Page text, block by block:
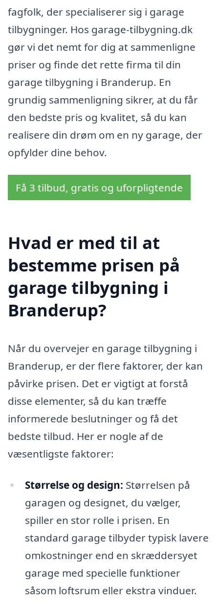
fagfolk, der specialiserer sig i garage
tilbygninger. Hos garage-tilbygning.dk
gør vi det nemt for dig at sammenligne
priser og finde det rette firma til din
garage tilbygning i Branderup. En
grundig sammenligning sikrer, at du får
den bedste pris og kvalitet, så du kan
realisere din drøm om en ny garage, der
opfylder dine behov.
Få 3 tilbud, gratis og uforpligtende
Hvad er med til at
bestemme prisen på
garage tilbygning i
Branderup?
Når du overvejer en garage tilbygning i
Branderup, er der flere faktorer, der kan
påvirke prisen. Det er vigtigt at forstå
disse elementer, så du kan træffe
informerede beslutninger og få det
bedste tilbud. Her er nogle af de
væsentligste faktorer:
Størrelse og design: Størrelsen på
garagen og designet, du vælger,
spiller en stor rolle i prisen. En
standard garage tilbyder typisk lavere
omkostninger end en skræddersyet
garage med specielle funktioner
såsom loftsrum eller ekstra vinduer.